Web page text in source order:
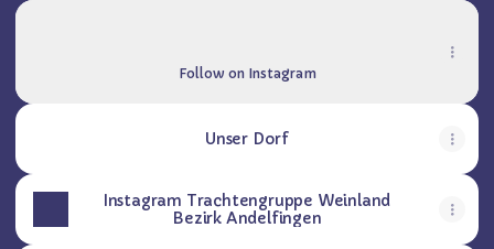
Folge uns auf Instagram
Follow on Instagram
Unser Dorf
Instagram Trachtengruppe Weinland
Bezirk Andelfingen